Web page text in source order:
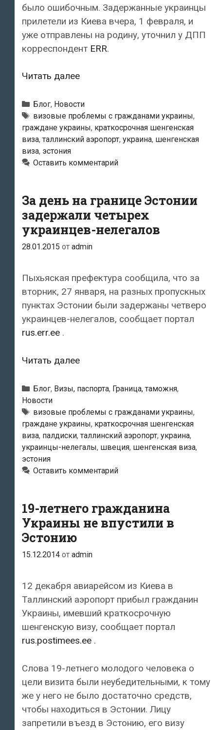
было ошибочным. Задержанные украинцы
прилетели из Киева вчера, 1 февраля, и
уже отправлены на родину, уточнил у ДПП
корреспондент ERR.
Читать далееДвух
не
пустили
в
Эстонию
Рубрики
Блог, Новости
Метки
визовые проблемы с гражданами украины,
граждане украины, краткосрочная шенгенская
виза,таллинский аэропорт, украина, шенгенская
виза, эстония
Оставить комментарий
За день на границе Эстонии
задержали четырех
украинцев-нелегалов
28.01.2015 от admin
Пыхьяская префектура сообщила, что за
вторник, 27 января, на разных пропускных
пунктах Эстонии были задержаны четверо
украинцев-нелегалов, сообщает портал
rus.err.ee .
Читать далееЗа
на
Эстонии
задержали
четырех
нелегалов
Рубрики
Блог, Визы, паспорта, Граница, таможня,
Новости
Метки
визовые проблемы с гражданами украины,
граждане украины, краткосрочная шенгенская
виза, палдиски,таллинский аэропорт, украина,
украинцы-нелегалы, швеция, шенгенская виза,
эстония
Оставить комментарий
19-летнего гражданина
Украины не впустили в
Эстонию
15.12.2014 от admin
12 декабря авиарейсом из Киева в
Таллинский аэропорт прибыл гражданин
Украины, имевший краткосрочную
шенгенскую визу, сообщает портал
rus.postimees.ee .
Слова 19-летнего молодого человека о
цели визита были неубедительными, к тому
же у него не было достаточно средств,
чтобы находиться в Эстонии. Лицу
запретили въезд в Эстонию, его визу